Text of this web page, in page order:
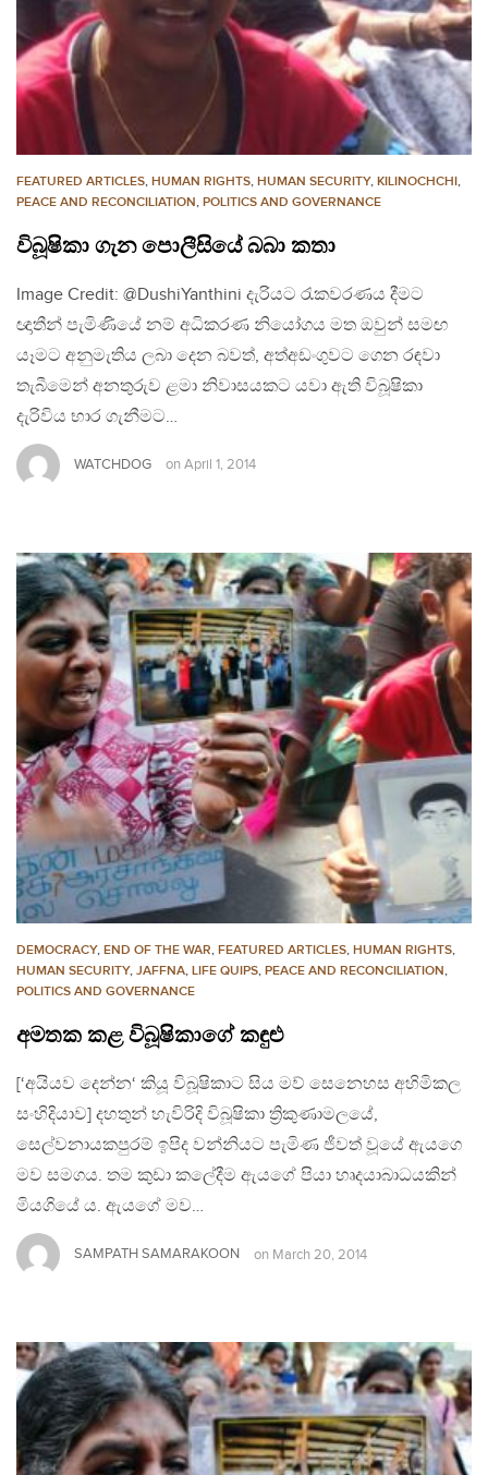
FEATURED ARTICLES, HUMAN RIGHTS, HUMAN SECURITY, KILINOCHCHI,
PEACE AND RECONCILIATION, POLITICS AND GOVERNANCE
විබූෂිකා ගැන පොලීසියේ බබා කතා
Image Credit: @DushiYanthini දැරියට රැකවරණය දීමට
ඥාතීන් පැමිණියේ නම් අධිකරණ නියෝගය මත ඔවුන් සමඟ
යෑමට අනුමැතිය ලබා දෙන බවත්, අත්අඩංගුවට ගෙන රඳවා
තැබීමෙන් අනතුරුව ළමා නිවාසයකට යවා ඇති විබූෂිකා
දැරිවිය භාර ගැනීමට…
WATCHDOG on April 1, 2014
DEMOCRACY, END OF THE WAR, FEATURED ARTICLES, HUMAN RIGHTS,
HUMAN SECURITY, JAFFNA, LIFE QUIPS, PEACE AND RECONCILIATION,
POLITICS AND GOVERNANCE
අමතක කළ විබූෂිකාගේ කඳුළු
[‘අයියව දෙන්න‘ කියූ විබූෂිකාට සිය මව් සෙනෙහස අහිමිකල
සංහිදියාව] දහතුන් හැවිරිදි විබූෂිකා ත්‍රිකුණාමලයේ,
සෙල්වනායකපුරම් ඉපිද වන්නියට පැමිණ ජීවත් වූයේ ඇයගෙ
මව සමගය. තම කුඩා කලේදීම ඇයගේ පියා හෘදයාබාධයකින්
මියගියේ ය. ඇයගේ මව…
SAMPATH SAMARAKOON on March 20, 2014